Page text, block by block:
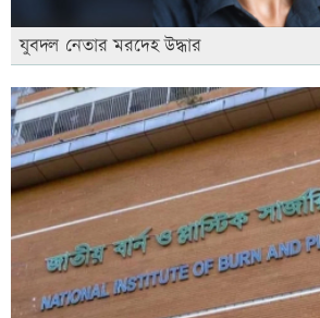
যুবদল নেতার মরদেহ উদ্ধার